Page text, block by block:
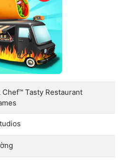
Chef™ Tasty Restaurant